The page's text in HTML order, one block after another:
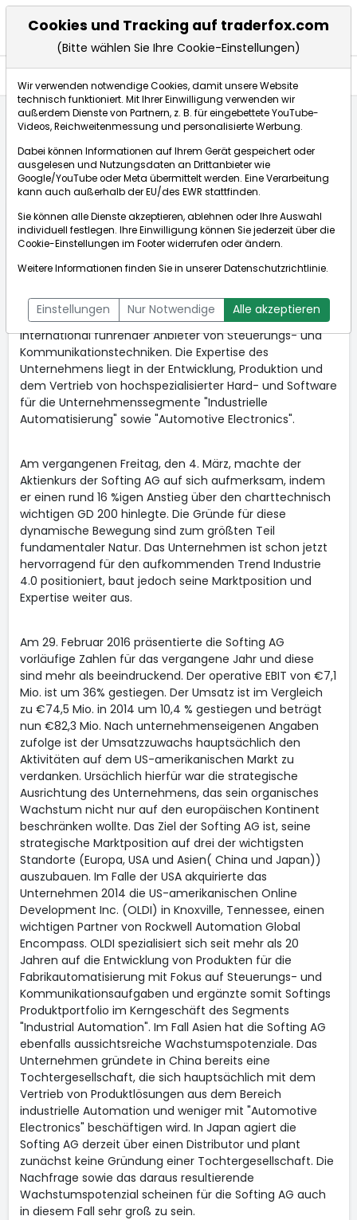
Anlagetrend: Industrie 4.0 ++ Ästhetik
Anlagetrend: Industrie 4.0
++ Ästhetik
09.03.2016
um 13:23 Uhr
Softing AG, WKN:517800
Die mit rund €91 Mrd. kapitalisierte Softing AG ist eine
weltweit operierende Management-Holding und ein
international führender Anbieter von Steuerungs- und
Kommunikationstechniken. Die Expertise des
Unternehmens liegt in der Entwicklung, Produktion und
dem Vertrieb von hochspezialisierter Hard- und Software
für die Unternehmenssegmente "Industrielle
Automatisierung" sowie "Automotive Electronics".
Am vergangenen Freitag, den 4. März, machte der
Aktienkurs der Softing AG auf sich aufmerksam, indem
er einen rund 16 %igen Anstieg über den charttechnisch
wichtigen GD 200 hinlegte. Die Gründe für diese
dynamische Bewegung sind zum größten Teil
fundamentaler Natur. Das Unternehmen ist schon jetzt
hervorragend für den aufkommenden Trend Industrie
4.0 positioniert, baut jedoch seine Marktposition und
Expertise weiter aus.
Am 29. Februar 2016 präsentierte die Softing AG
vorläufige Zahlen für das vergangene Jahr und diese
sind mehr als beeindruckend. Der operative EBIT von €7,1
Mio. ist um 36% gestiegen. Der Umsatz ist im Vergleich
zu €74,5 Mio. in 2014 um 10,4 % gestiegen und beträgt
nun €82,3 Mio. Nach unternehmenseigenen Angaben
zufolge ist der Umsatzzuwachs hauptsächlich den
Aktivitäten auf dem US-amerikanischen Markt zu
verdanken. Ursächlich hierfür war die strategische
Ausrichtung des Unternehmens, das sein organisches
Wachstum nicht nur auf den europäischen Kontinent
beschränken wollte. Das Ziel der Softing AG ist, seine
strategische Marktposition auf drei der wichtigsten
Standorte (Europa, USA und Asien( China und Japan))
auszubauen. Im Falle der USA akquirierte das
Unternehmen 2014 die US-amerikanischen Online
Development Inc. (OLDI) in Knoxville, Tennessee, einen
wichtigen Partner von Rockwell Automation Global
Encompass. OLDI spezialisiert sich seit mehr als 20
Jahren auf die Entwicklung von Produkten für die
Fabrikautomatisierung mit Fokus auf Steuerungs- und
Kommunikationsaufgaben und ergänzte somit Softings
Produktportfolio im Kerngeschäft des Segments
"Industrial Automation". Im Fall Asien hat die Softing AG
ebenfalls aussichtsreiche Wachstumspotenziale. Das
Unternehmen gründete in China bereits eine
Tochtergesellschaft, die sich hauptsächlich mit dem
Vertrieb von Produktlösungen aus dem Bereich
industrielle Automation und weniger mit "Automotive
Electronics" beschäftigen wird. In Japan agiert die
Softing AG derzeit über einen Distributor und plant
zunächst keine Gründung einer Tochtergesellschaft. Die
Nachfrage sowie das daraus resultierende
Wachstumspotenzial scheinen für die Softing AG auch
in diesem Fall sehr groß zu sein.
Cookies und Tracking auf traderfox.com
(Bitte wählen Sie Ihre Cookie-Einstellungen)
Wir verwenden notwendige Cookies, damit unsere Website
technisch funktioniert. Mit Ihrer Einwilligung verwenden wir
außerdem Dienste von Partnern, z. B. für eingebettete YouTube-
Videos, Reichweitenmessung und personalisierte Werbung.
Dabei können Informationen auf Ihrem Gerät gespeichert oder
ausgelesen und Nutzungsdaten an Drittanbieter wie
Google/YouTube oder Meta übermittelt werden. Eine Verarbeitung
kann auch außerhalb der EU/des EWR stattfinden.
Sie können alle Dienste akzeptieren, ablehnen oder Ihre Auswahl
individuell festlegen. Ihre Einwilligung können Sie jederzeit über die
Cookie-Einstellungen im Footer widerrufen oder ändern.
Weitere Informationen finden Sie in unsererDatenschutzrichtlinie.
Einstellungen Nur Notwendige Alle akzeptieren